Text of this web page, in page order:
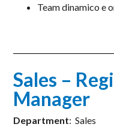
Team dinamico e
Sales –
Manager
Department: Sales